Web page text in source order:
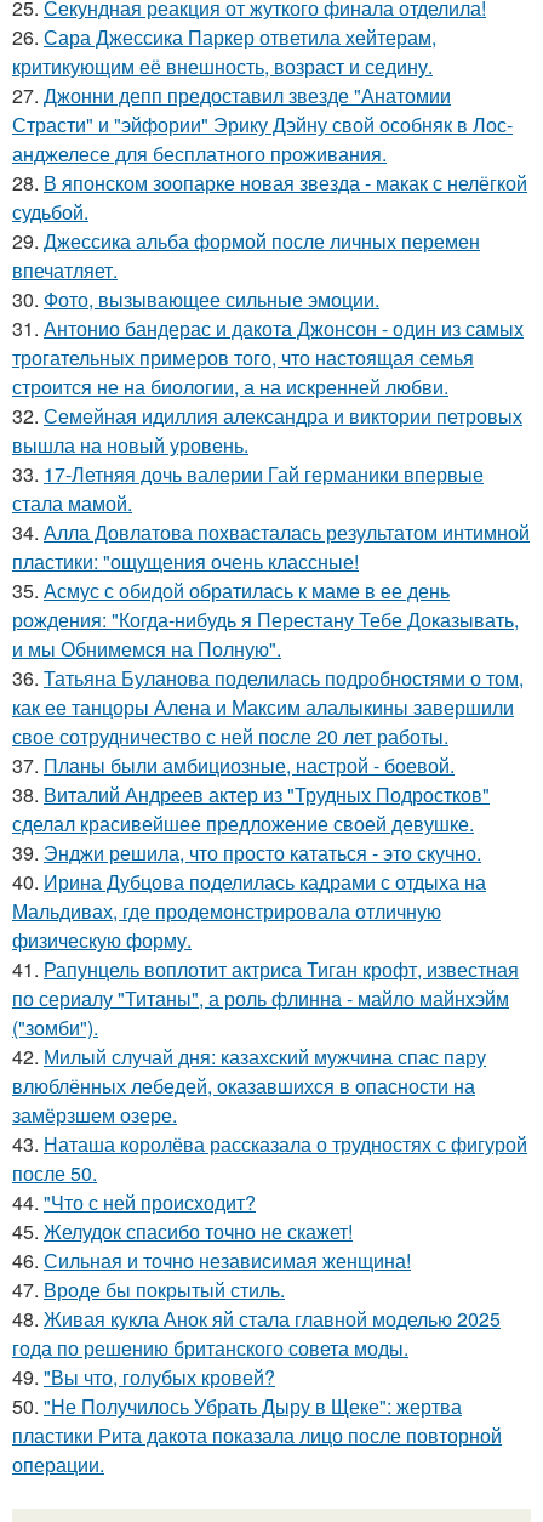
25. Секундная реакция от жуткого финала отделила!
26. Сара Джессика Паркер ответила хейтерам,
критикующим её внешность, возраст и седину.
27. Джонни депп предоставил звезде "Анатомии
Страсти" и "эйфории" Эрику Дэйну свой особняк в Лос-
анджелесе для бесплатного проживания.
28. В японском зоопарке новая звезда - макак с нелёгкой
судьбой.
29. Джессика альба формой после личных перемен
впечатляет.
30. Фото, вызывающее сильные эмоции.
31. Антонио бандерас и дакота Джонсон - один из самых
трогательных примеров того, что настоящая семья
строится не на биологии, а на искренней любви.
32. Семейная идиллия александра и виктории петровых
вышла на новый уровень.
33. 17-Летняя дочь валерии Гай германики впервые
стала мамой.
34. Алла Довлатова похвасталась результатом интимной
пластики: "ощущения очень классные!
35. Асмус с обидой обратилась к маме в ее день
рождения: "Когда-нибудь я Перестану Тебе Доказывать,
и мы Обнимемся на Полную".
36. Татьяна Буланова поделилась подробностями о том,
как ее танцоры Алена и Максим алалыкины завершили
свое сотрудничество с ней после 20 лет работы.
37. Планы были амбициозные, настрой - боевой.
38. Виталий Андреев актер из "Трудных Подростков"
сделал красивейшее предложение своей девушке.
39. Энджи решила, что просто кататься - это скучно.
40. Ирина Дубцова поделилась кадрами с отдыха на
Мальдивах, где продемонстрировала отличную
физическую форму.
41. Рапунцель воплотит актриса Тиган крофт, известная
по сериалу "Титаны", а роль флинна - майло майнхэйм
("зомби").
42. Милый случай дня: казахский мужчина спас пару
влюблённых лебедей, оказавшихся в опасности на
замёрзшем озере.
43. Наташа королёва рассказала о трудностях с фигурой
после 50.
44. "Что с ней происходит?
45. Желудок спасибо точно не скажет!
46. Сильная и точно независимая женщина!
47. Вроде бы покрытый стиль.
48. Живая кукла Анок яй стала главной моделью 2025
года по решению британского совета моды.
49. "Вы что, голубых кровей?
50. "Не Получилось Убрать Дыру в Щеке": жертва
пластики Рита дакота показала лицо после повторной
операции.